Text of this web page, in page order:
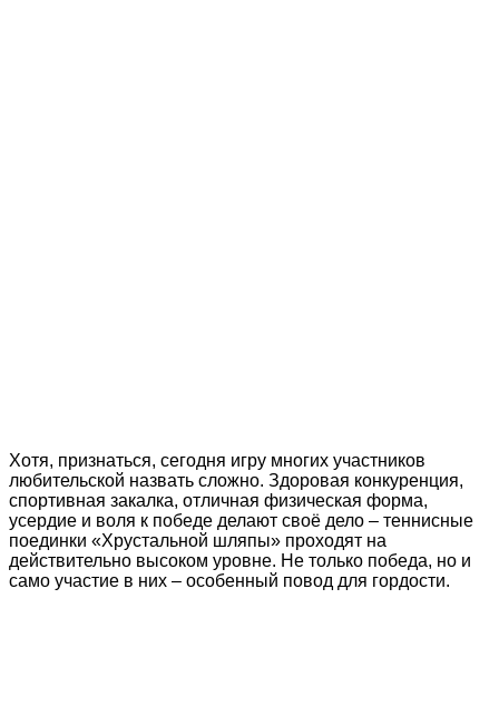
Хотя, признаться, сегодня игру многих участников
любительской назвать сложно. Здоровая конкуренция,
спортивная закалка, отличная физическая форма,
усердие и воля к победе делают своё дело – теннисные
поединки «Хрустальной шляпы» проходят на
действительно высоком уровне. Не только победа, но и
само участие в них – особенный повод для гордости.